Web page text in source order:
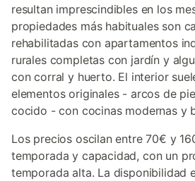
resultan imprescindibles en los
propiedades más habituales son
rehabilitadas con apartamentos
rurales completas con jardín y
con corral y huerto. El interior
elementos originales - arcos de
cocido - con cocinas modernas y
Los precios oscilan entre 70€ y
temporada y capacidad, con un
temporada alta. La disponibilidad